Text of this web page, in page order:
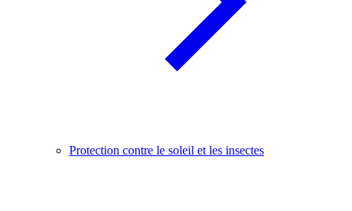
Protection contre le soleil et les insectes